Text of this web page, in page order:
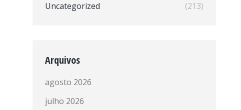
Uncategorized
(213)
Arquivos
agosto 2026
julho 2026